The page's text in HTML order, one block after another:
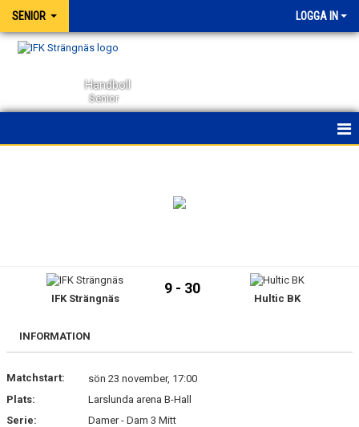
SENIOR LOGGA IN
Handboll
Senior
TRUPPEN
BILDGALLERI
KONTAKT
IFK Strängnäs
9 - 30
Hultic BK
INFORMATION
Matchstart:
sön 23 november, 17:00
Plats:
Larslunda arena B-Hall
Serie:
Damer - Dam 3 Mitt